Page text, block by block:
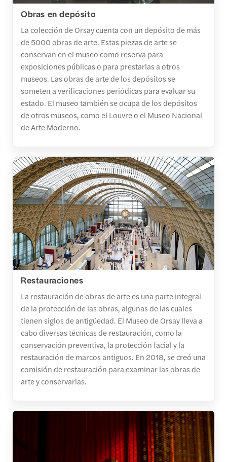
Obras en depósito
La colección de Orsay cuenta con un depósito de más
de 5000 obras de arte. Estas piezas de arte se
conservan en el museo como reserva para
exposiciones públicas o para prestarlas a otros
museos. Las obras de arte de los depósitos se
someten a verificaciones periódicas para evaluar su
estado. El museo también se ocupa de los depósitos
de otros museos, como el Louvre o el Museo Nacional
de Arte Moderno.
Restauraciones
La restauración de obras de arte es una parte integral
de la protección de las obras, algunas de las cuales
tienen siglos de antigüedad. El Museo de Orsay lleva a
cabo diversas técnicas de restauración, como la
conservación preventiva, la protección facial y la
restauración de marcos antiguos. En 2018, se creó una
comisión de restauración para examinar las obras de
arte y conservarlas.